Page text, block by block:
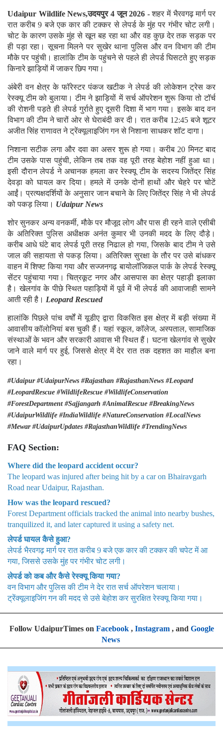
Udaipur Wildlife News,उदयपुर 4 जून 2026 -शहर में भैरवगढ़ मार्ग पर
रात करीब 9 बजे एक कार की टक्कर से लेपर्ड के मुंह पर गंभीर चोट लगी।
चोट के कारण उसके मुंह से खून बह रहा था और वह कुछ देर तक सड़क पर
ही पड़ा रहा। सूचना मिलने पर सुखेर थाना पुलिस और वन विभाग की टीम
मौके पर पहुंची। हालांकि टीम के पहुंचने से पहले ही लेपर्ड घिसटते हुए सड़क
किनारे झाड़ियों में जाकर छिप गया।
अंबेरी वन क्षेत्र के फॉरेस्टर पंकज खटीक ने लेपर्ड की लोकेशन ट्रेस कर
रेस्क्यू टीम को बुलाया। टीम ने झाड़ियों में सर्च ऑपरेशन शुरू किया तो टॉर्च
की रोशनी पड़ते ही लेपर्ड गुर्राते हुए दूसरी दिशा में भाग गया। इसके बाद वन
विभाग की टीम ने चारों ओर से घेराबंदी कर दी। रात करीब 12:45 बजे शूटर
अजीत सिंह राणावत ने ट्रेंक्यूलाइजिंग गन से निशाना साधकर शॉट दागा।
निशाना सटीक लगा और दवा का असर शुरू हो गया। करीब 20 मिनट बाद
टीम उसके पास पहुंची, लेकिन तब तक वह पूरी तरह बेहोश नहीं हुआ था।
इसी दौरान लेपर्ड ने अचानक हमला कर रेस्क्यू टीम के सदस्य जितेंद्र सिंह
देवड़ा को घायल कर दिया। हमले में उनके दोनों हाथों और चेहरे पर चोटें
आईं। प्रत्यक्षदर्शियों के अनुसार जान बचाने के लिए जितेंद्र सिंह ने भी लेपर्ड
को पकड़ लिया। Udaipur News
शोर सुनकर अन्य वनकर्मी, मौके पर मौजूद लोग और पास ही रहने वाले एसीबी
के अतिरिक्त पुलिस अधीक्षक अनंत कुमार भी उनकी मदद के लिए दौड़े।
करीब आधे घंटे बाद लेपर्ड पूरी तरह निढाल हो गया, जिसके बाद टीम ने उसे
जाल की सहायता से पकड़ लिया। अतिरिक्त सुरक्षा के तौर पर उसे बांधकर
वाहन में शिफ्ट किया गया और सज्जनगढ़ बायोलॉजिकल पार्क के लेपर्ड रेस्क्यू
सेंटर पहुंचाया गया। चित्रकूट नगर और आसपास का क्षेत्र पहाड़ी इलाका
है। खेलगांव के पीछे स्थित पहाड़ियों में पूर्व में भी लेपर्ड की आवाजाही सामने
आती रही है। Leopard Rescued
हालांकि पिछले पांच वर्षों में यूडीए द्वारा विकसित इस क्षेत्र में बड़ी संख्या में
आवासीय कॉलोनियां बस चुकी हैं। यहां स्कूल, कॉलेज, अस्पताल, सामाजिक
संस्थाओं के भवन और सरकारी आवास भी स्थित हैं। घटना खेलगांव से सुखेर
जाने वाले मार्ग पर हुई, जिससे क्षेत्र में देर रात तक दहशत का माहौल बना
रहा।
#Udaipur #UdaipurNews #Rajasthan #RajasthanNews #Leopard
#LeopardRescue #WildlifeRescue #WildlifeConservation
#ForestDepartment #Sajjangarh #AnimalRescue #BreakingNews
#UdaipurWildlife #IndiaWildlife #NatureConservation #LocalNews
#Mewar #UdaipurUpdates #RajasthanWildlife #TrendingNews
FAQ Section:
Where did the leopard accident occur?
The leopard was injured after being hit by a car on Bhairavgarh
Road near Udaipur, Rajasthan.
How was the leopard rescued?
Forest Department officials tracked the animal into nearby bushes,
tranquilized it, and later captured it using a safety net.
लेपर्ड घायल कैसे हुआ?
लेपर्ड भैरवगढ़ मार्ग पर रात करीब 9 बजे एक कार की टक्कर की चपेट में आ
गया, जिससे उसके मुंह पर गंभीर चोट लगी।
लेपर्ड को कब और कैसे रेस्क्यू किया गया?
वन विभाग और पुलिस की टीम ने देर रात सर्च ऑपरेशन चलाया।
ट्रेंक्यूलाइजिंग गन की मदद से उसे बेहोश कर सुरक्षित रेस्क्यू किया गया।
Follow UdaipurTimes on Facebook, Instagram, and Google
News